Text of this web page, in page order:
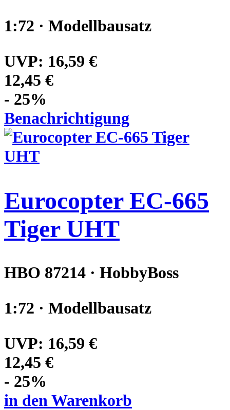
1:72 · Modellbausatz
UVP: 16,59 €
12,45 €
- 25%
Benachrichtigung
Eurocopter EC-665
Tiger UHT
HBO 87214 · HobbyBoss
1:72 · Modellbausatz
UVP: 16,59 €
12,45 €
- 25%
in den Warenkorb